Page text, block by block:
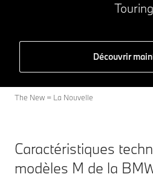
Découvrir
The New = La Nouvelle
Caractéristiques
modèles M de la